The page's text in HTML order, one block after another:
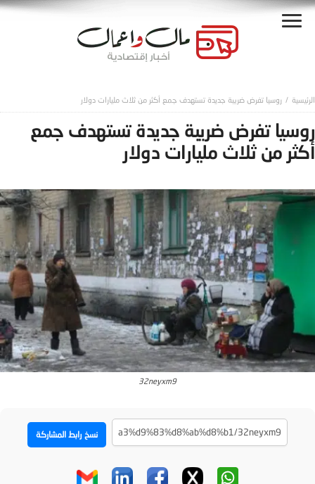
روسيا تفرض ضريبة جديدة تستهدف جمع أكثر من ثلاث مليارات دولار
روسيا تفرض ضريبة جديدة تستهدف جمع
أكثر من ثلاث مليارات دولار
32neyxm9
نسخ رابط المشاركة